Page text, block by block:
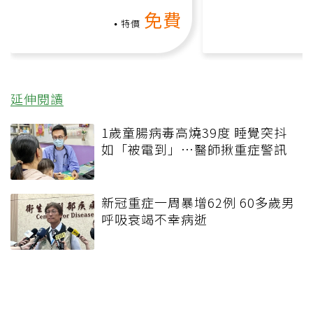
特價 免費
延伸閱讀
1歲童腸病毒高燒39度 睡覺突抖
如「被電到」…醫師揪重症警訊
新冠重症一周暴增62例 60多歲男
呼吸衰竭不幸病逝